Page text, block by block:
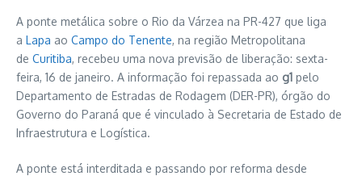
A ponte metálica sobre o Rio da Várzea na PR-427 que liga
a Lapa ao Campo do Tenente, na região Metropolitana
de Curitiba, recebeu uma nova previsão de liberação: sexta-
feira, 16 de janeiro. A informação foi repassada ao g1 pelo
Departamento de Estradas de Rodagem (DER-PR), órgão do
Governo do Paraná que é vinculado à Secretaria de Estado de
Infraestrutura e Logística.
A ponte está interditada e passando por reforma desde